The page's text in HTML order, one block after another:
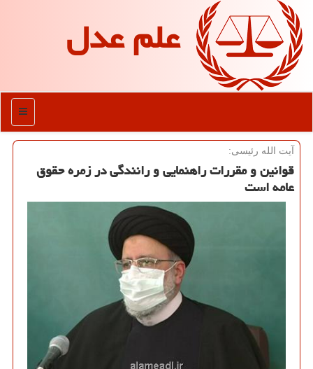
علم عدل
منو
آیت الله رئیسی:
قوانین و مقررات راهنمایی و رانندگی در زمره حقوق
عامه است